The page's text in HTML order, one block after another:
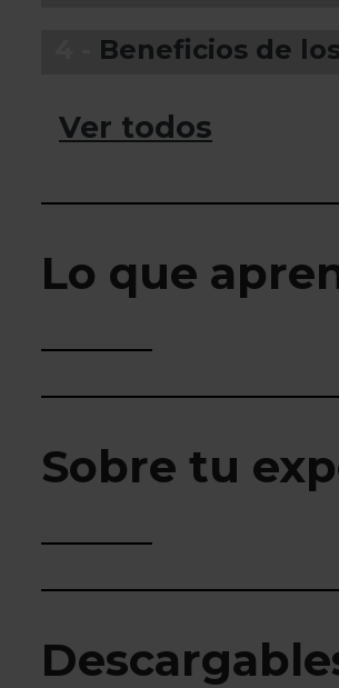
Beneficios de
Ver todos
Lo que
Sobre tu